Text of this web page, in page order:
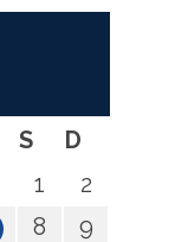
S
D
1
2
8
9